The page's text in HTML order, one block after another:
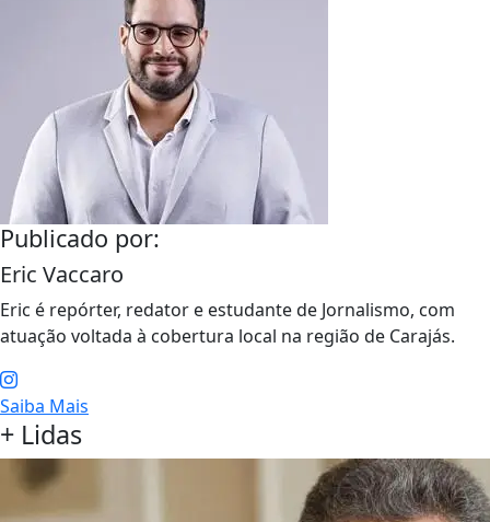
Publicado por:
Eric Vaccaro
Eric é repórter, redator e estudante de Jornalismo, com
atuação voltada à cobertura local na região de Carajás.
Saiba Mais
+ Lidas